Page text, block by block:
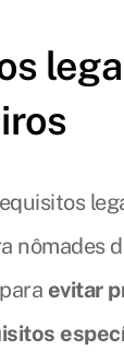
nômades
evitar